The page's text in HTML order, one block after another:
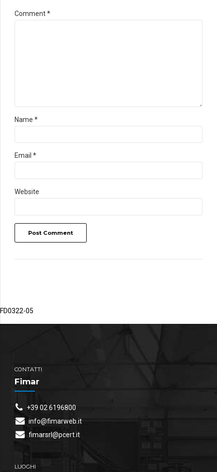
Comment*
Name *
Email *
Website
Post Comment
FD0322-05
CONTATTI
Fimar
+39 02 6196800
info@fimarweb.it
fimarsrl@pcert.it
LUOGHI